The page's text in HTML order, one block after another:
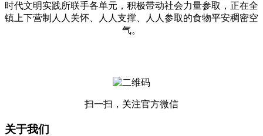
时代文明实践所联手各单元，积极带动社会力量参取，正在全
镇上下营制人人关怀、人人支撑、人人参取的食物平安稠密空
气。
扫一扫，关注官方微信
关于我们